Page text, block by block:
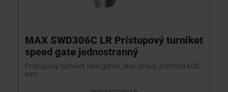
MAX SWD306C LR Prístupový turniket
speed gate jednostranný
Prístupový turniket swingdoor, ľavý/pravý, prechod 600
mm